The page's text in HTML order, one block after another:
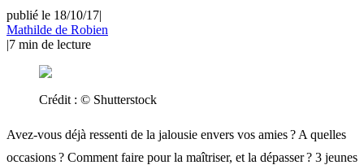
publié le 18/10/17|
Mathilde de Robien
|7 min de lecture
Crédit : © Shutterstock
Avez-vous déjà ressenti de la jalousie envers vos amies ? A quelles
occasions ? Comment faire pour la maîtriser, et la dépasser ? 3 jeunes